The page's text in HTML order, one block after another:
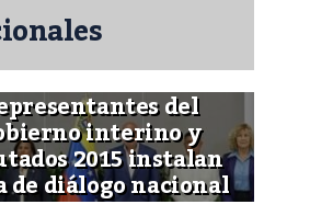
del
interino y
2015 instalan
de diálogo nacional